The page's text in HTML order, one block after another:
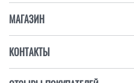
МАГАЗИН
КОНТАКТЫ